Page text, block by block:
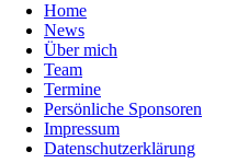
Home
News
Über mich
Team
Termine
Persönliche Sponsoren
Impressum
Datenschutzerklärung